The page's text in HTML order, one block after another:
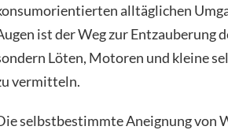
alltäglichen
ist der Weg zur Entzauberung
Löten, Motoren und kleine
vermitteln.
selbstbestimmte Aneignung von